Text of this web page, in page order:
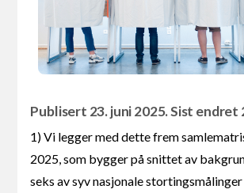
Publisert 23. juni 2025. Sist endret
1) Vi legger med dette frem
2025, som bygger på snittet av
seks av syv nasjonale stortingsmålinger